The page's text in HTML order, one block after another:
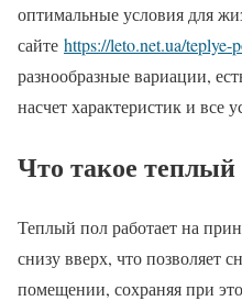
оптимальные условия для
сайте https://leto.net.ua/teplye-
разнообразные вариации,
насчет характеристик и все
Что такое теплый
Теплый пол работает на
снизу вверх, что позволяет
помещении, сохраняя при